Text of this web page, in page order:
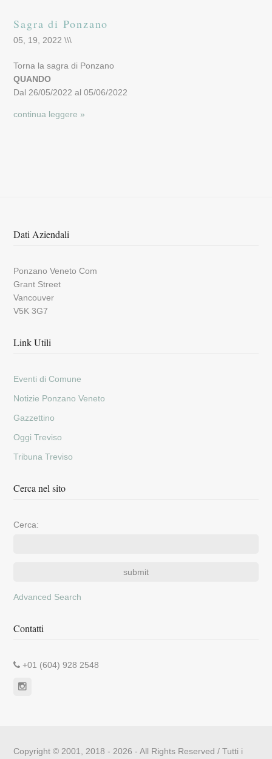
Sagra di Ponzano
05, 19, 2022 \\\
Torna la sagra di Ponzano
QUANDO
Dal 26/05/2022 al 05/06/2022
continua leggere »
Dati Aziendali
Ponzano Veneto Com
Grant Street
Vancouver
V5K 3G7
Link Utili
Eventi di Comune
Notizie Ponzano Veneto
Gazzettino
Oggi Treviso
Tribuna Treviso
Cerca nel sito
Cerca:
Advanced Search
Contatti
+01 (604) 928 2548
Copyright © 2001, 2018 - 2026 - All Rights Reserved / Tutti i